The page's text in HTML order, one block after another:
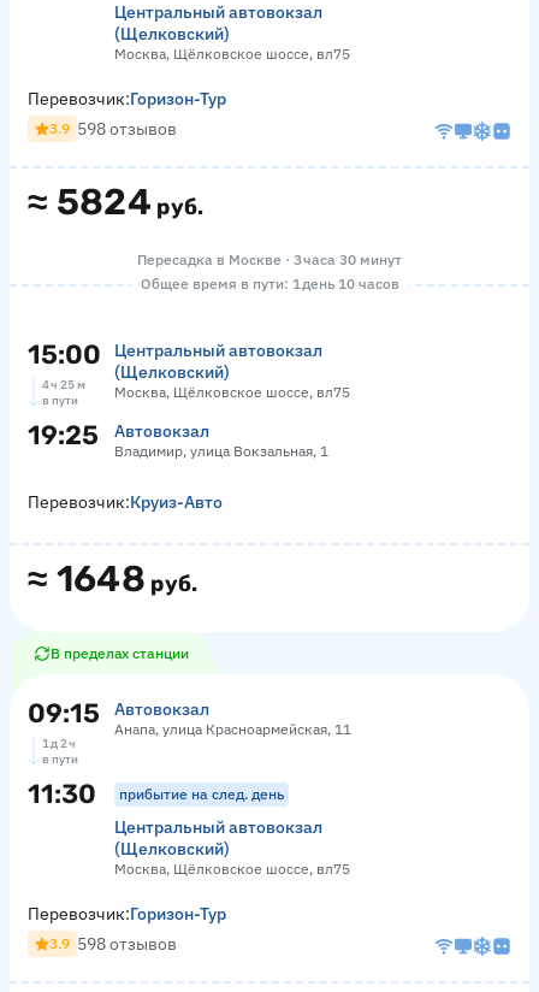
Центральный автовокзал
(Щелковский)
Москва, Щёлковское шоссе, вл75
≈ 5824 руб.
Перевозчик:Горизон-Тур
3.9 598 отзывов
Пересадка в Москве · 3 часа 30 минут
Общее время в пути: 1 день 10 часов
15:00
Центральный автовокзал
(Щелковский)
Москва, Щёлковское шоссе, вл75
4 ч 25 м
в пути
19:25 Автовокзал
Владимир, улица Вокзальная, 1
≈ 1648 руб.
Перевозчик:Круиз-Авто
В пределах станции
09:15 Автовокзал
Анапа, улица Красноармейская, 11
1 д 2 ч
в пути
11:30 прибытие на след. день
Центральный автовокзал
(Щелковский)
Москва, Щёлковское шоссе, вл75
Перевозчик:Горизон-Тур
3.9 598 отзывов